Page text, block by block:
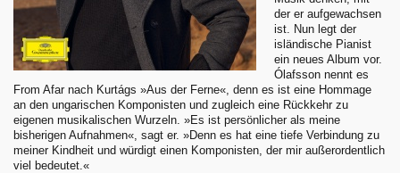
der er aufgewachsen
ist. Nun legt der
isländische Pianist
ein neues Album vor.
Ólafsson nennt es
From Afar nach Kurtágs »Aus der Ferne«, denn es ist eine Hommage
an den ungarischen Komponisten und zugleich eine Rückkehr zu
eigenen musikalischen Wurzeln. »Es ist persönlicher als meine
bisherigen Aufnahmen«, sagt er. »Denn es hat eine tiefe Verbindung zu
meiner Kindheit und würdigt einen Komponisten, der mir außerordentlich
viel bedeutet.«